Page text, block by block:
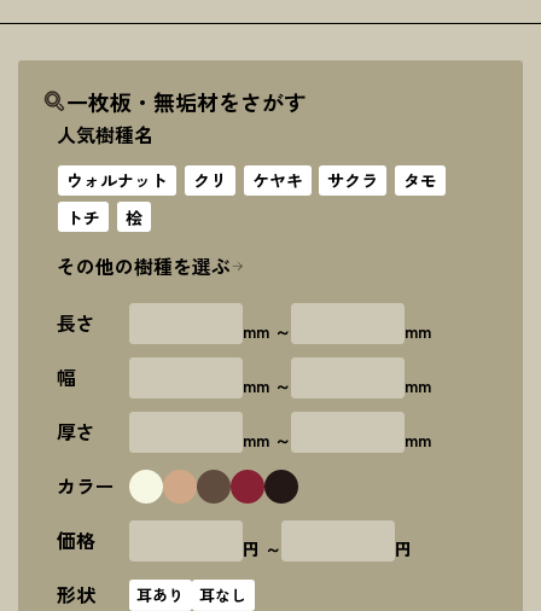
一枚板・無垢材をさがす
人気樹種名
ウォルナット クリ ケヤキ サクラ
タモ
トチ
桧
その他の樹種を選ぶ
長さ
mm ～ mm
幅 mm ～ mm
厚さ mm ～ mm
カラー
価格
円 ～ 円
形状 耳あり 耳なし